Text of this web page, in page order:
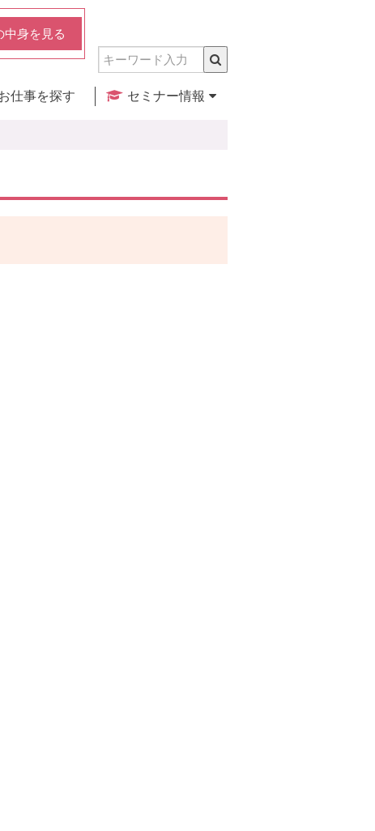
中身を見る
仕事を探す
セミナー情報